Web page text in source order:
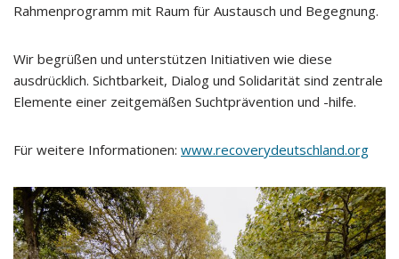
Rahmenprogramm mit Raum für Austausch und Begegnung.
Wir begrüßen und unterstützen Initiativen wie diese
ausdrücklich. Sichtbarkeit, Dialog und Solidarität sind zentrale
Elemente einer zeitgemäßen Suchtprävention und -hilfe.
Für weitere Informationen: www.recoverydeutschland.org